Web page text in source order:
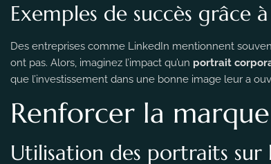
Exemples de succès grâce
Des entreprises comme LinkedIn mentionnent
ont pas. Alors, imaginez l’impact qu’un portrait
que l’investissement dans une bonne image leur a
Renforcer la
Utilisation des portraits sur